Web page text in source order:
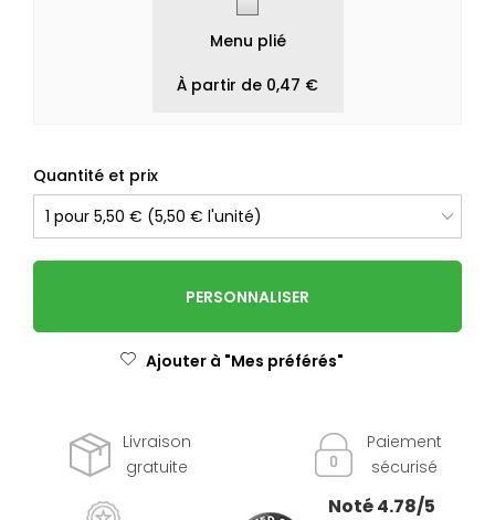
Menu plié
À partir de 0,47 €
Quantité et prix
PERSONNALISER
Ajouter à "Mes préférés"
Livraison
gratuite
Paiement
sécurisé
Noté 4.78/5